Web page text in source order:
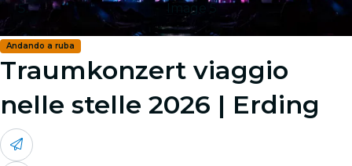
Image 5
Andando a ruba
Traumkonzert viaggio
nelle stelle 2026 | Erding